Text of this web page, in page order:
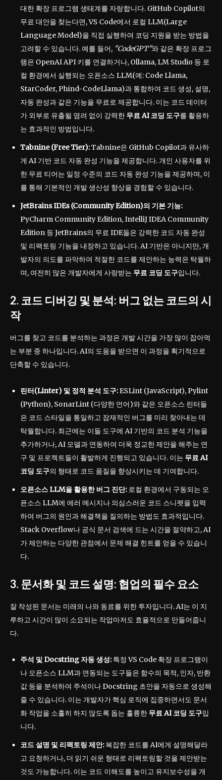
대한 확장 프로그램 생태계를 자랑합니다. GitHub Copilot의
무료 대안을 찾는다면, VS Code에서 로컬 LLM(Large
Language Model)을 직접 실행하여 코딩 지원을 받는 방법을
고려할 수 있습니다. 예를 들어, CodeGPT 와 같은 확장 프로그
램은 OpenAI API 키를 연결하거나, Ollama, LM Studio 등 로
컬 환경에서 실행되는 오픈소스 LLM(예: Code Llama,
StarCoder, Phind-CodeLlama)과 통합하여 코드 생성, 설명,
자동 완성과 같은 기능을 무료로 제공합니다. 이는 코드 데이터
가 외부로 유출될 염려 없이 강력한 무료 AI 코딩 도구를 활용하
는 효과적인 방법입니다.
Tabnine (Free Tier):Tabnine은 GitHub Copilot과 유사하
게 AI 기반 코드 자동 완성 기능을 제공합니다. 개인 사용자를 위
한 무료 티어는 일정 수준의 코드 자동 완성 기능을 제공하며, 이
를 통해 기본적인 개발 생산성 향상을 경험할 수 있습니다.
JetBrains IDEs (Community Edition)의 기본 기능:
PyCharm Community Edition, IntelliJ IDEA Community
Edition 등 JetBrains의 무료 IDE들은 강력한 코드 자동 완성
및 리팩토링 기능을 내장하고 있습니다. AI 기반은 아니지만, 개
발자의 의도를 파악하여 적절한 코드를 제안하는 능력은 탁월하
며, 여전히 많은 개발자에게 사랑받는 무료 코딩 도구입니다.
2. 코드 디버깅 및 분석: 버그 없는 코드의 시
작
버그를 찾고 코드를 분석하는 과정은 개발 시간을 가장 많이 잡아먹
는 부분 중 하나입니다. AI의 도움을 받으면 이 과정을 획기적으로
단축할 수 있습니다.
린터(Linter) 및 정적 분석 도구:ESLint (JavaScript), Pylint
(Python), SonarLint (다양한 언어)와 같은 오픈소스 린터들
은 코드 스타일을 통일하고 잠재적인 버그를 미리 찾아내는 데
탁월합니다. 최근에는 이들 도구에 AI 기반의 코드 분석 기능을
추가하거나, AI 모델과 연동하여 더욱 정교한 제안을 해주는 연
구 및 프로젝트들이 활발하게 진행되고 있습니다. 이는 무료 AI
코딩 도구의 형태로 코드 품질을 향상시키는 데 기여합니다.
오픈소스 LLM을 활용한 버그 진단:로컬 환경에서 구동되는 오
픈소스 LLM에 에러 메시지나 의심스러운 코드 스니펫을 입력
하여 버그의 원인과 해결책을 질의하는 방법도 효과적입니다.
Stack Overflow나 공식 문서 검색에 드는 시간을 절약하고, AI
가 제안하는 다양한 관점에서 문제 해결 힌트를 얻을 수 있습니
다.
3. 문서화 및 코드 설명: 협업의 필수 요소
잘 작성된 문서는 미래의 나와 동료를 위한 투자입니다. AI는 이 지
루하고 시간이 많이 소요되는 작업마저도 효율적으로 만들어줍니
다.
주석 및 Docstring 자동 생성:특정 VS Code 확장 프로그램이
나 오픈소스 LLM과 연동되는 도구들은 함수의 목적, 인자, 반환
값 등을 분석하여 주석이나 Docstring 초안을 자동으로 생성해
줄 수 있습니다. 이는 개발자가 핵심 로직에 집중하면서도 문서
화 작업을 소홀히 하지 않도록 돕는 훌륭한 무료 AI 코딩 도구입
니다.
코드 설명 및 리팩토링 제안:복잡한 코드를 AI에게 설명해달라
고 요청하거나, 더 읽기 쉬운 형태로 리팩토링할 것을 제안받는
것도 가능합니다. 이는 코드 이해도를 높이고 유지보수성을 개